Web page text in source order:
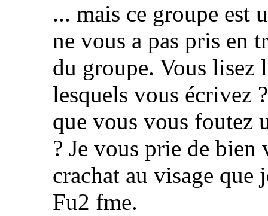
... mais ce groupe est
ne vous a pas pris en
du groupe. Vous lisez
lesquels vous écrivez
que vous vous foutez
? Je vous prie de
crachat au visage que
Fu2 fme.